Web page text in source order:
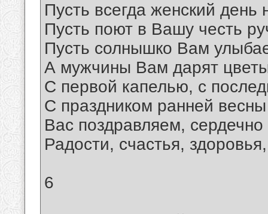
Пусть всегда женский день
Пусть поют в Вашу честь
Пусть солнышко Вам
А мужчины Вам дарят
С первой капелью, с
С праздником ранней весны
Вас поздравляем,
Радости, счастья,
6